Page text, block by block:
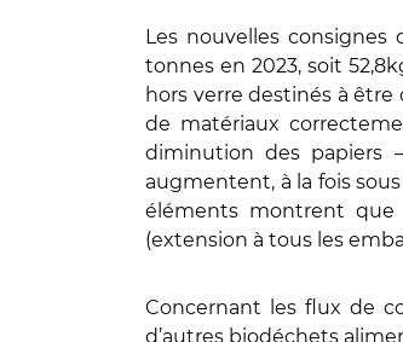
Les nouvelles
tonnes en 2023, soit
hors verre destinés à être
de matériaux
diminution des papiers
augmentent, à la fois
éléments montrent que
(extension à tous les
Concernant les flux de
d’autres biodéchets